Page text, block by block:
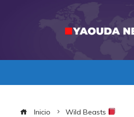
Inicio Wild Beasts